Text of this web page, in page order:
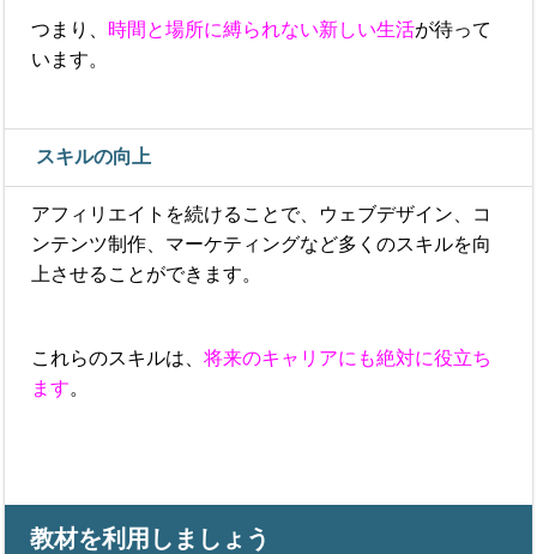
つまり、 時間と場所に縛られない新しい生活が待って
います。
スキルの向上
アフィリエイトを続けることで、ウェブデザイン、コ
ンテンツ制作、マーケティングなど多くのスキルを向
上させることができます。
これらのスキルは、将来のキャリアにも絶対に役立ち
ます。
教材を利用しましょう